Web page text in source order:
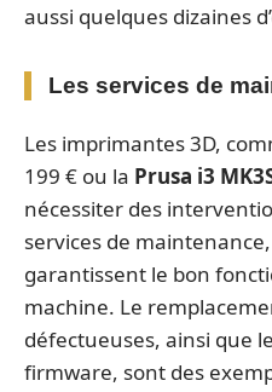
aussi quelques dizaines
Les services de
Les imprimantes 3D,
199 € ou la Prusa i3
nécessiter des
services de
garantissent le bon
machine. Le
défectueuses, ainsi que
firmware, sont des